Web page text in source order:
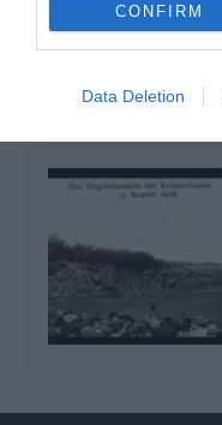
CONFIRM
Data Deletion